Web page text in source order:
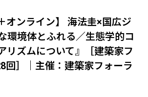
オンライン】 海法圭×国広ジ
環境体とふれる／生態学的コ
リズムについて』［建築家フ
回］｜主催：建築家フォーラ